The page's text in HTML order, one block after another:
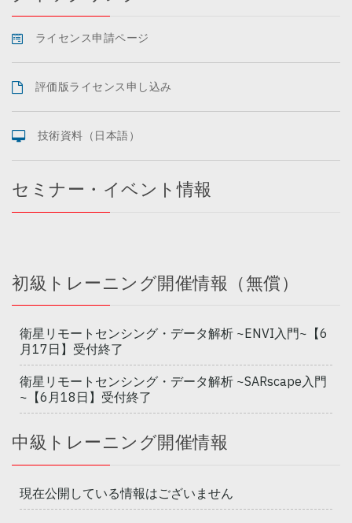
ライセンス申請ページ
評価版ライセンス申し込み
技術資料（日本語）
セミナー・イベント情報
初級トレーニング開催情報（無償）
衛星リモートセンシング・データ解析 ~ENVI入門~【6
月17日】受付終了
衛星リモートセンシング・データ解析 ~SARscape入門
~【6月18日】受付終了
中級トレーニング開催情報
現在公開している情報はございません